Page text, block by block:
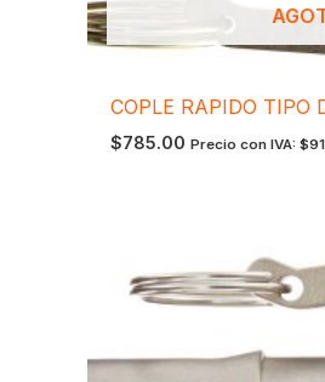
COPLE RAPIDO TIPO
$785.00 Precio con IVA:$